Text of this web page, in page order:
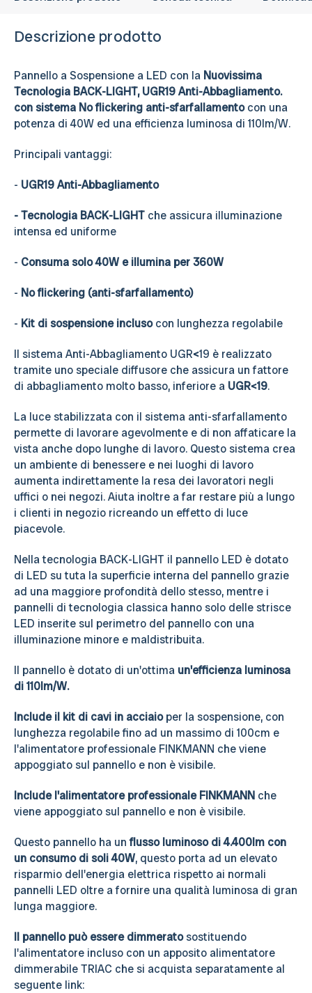
Descrizione prodotto
Pannello a Sospensione a LED con la Nuovissima
Tecnologia BACK-LIGHT, UGR19 Anti-Abbagliamento.
con sistema No flickering anti-sfarfallamentocon una
potenza di 40W ed una efficienza luminosa di 110lm/W.
Principali vantaggi:
- UGR19 Anti-Abbagliamento
- Tecnologia BACK-LIGHT che assicura illuminazione
intensa ed uniforme
- Consuma solo 40W e illumina per 360W
- No flickering (anti-sfarfallamento)
- Kit di sospensione inclusocon lunghezza regolabile
Il sistema Anti-Abbagliamento UGR<19 è realizzato
tramite uno speciale diffusore che assicura un fattore
di abbagliamento molto basso, inferiore a UGR<19.
La luce stabilizzata con il sistema anti-sfarfallamento
permette di lavorare agevolmente e di non affaticare la
vista anche dopo lunghe di lavoro. Questo sistema crea
un ambiente di benessere e nei luoghi di lavoro
aumenta indirettamente la resa dei lavoratori negli
uffici o nei negozi. Aiuta inoltre a far restare più a lungo
i clienti in negozio ricreando un effetto di luce
piacevole.
Nella tecnologia BACK-LIGHT il pannello LED è dotato
di LED su tuta la superficie interna del pannello grazie
ad una maggiore profondità dello stesso, mentre i
pannelli di tecnologia classica hanno solo delle strisce
LED inserite sul perimetro del pannello con una
illuminazione minore e maldistribuita.
Il pannello è dotato di un'ottima un'efficienza luminosa
di 110lm/W.
Include il kit di cavi in acciaioper la sospensione, con
lunghezza regolabile fino ad un massimo di 100cm e
l'alimentatore professionale FINKMANN che viene
appoggiato sul pannello e non è visibile.
Include l'alimentatore professionale FINKMANN che
viene appoggiato sul pannello e non è visibile.
Questo pannello ha unflusso luminoso di 4.400lm con
un consumo di soli 40W, questo porta ad un elevato
risparmio dell'energia elettrica rispetto ai normali
pannelli LED oltre a fornire una qualità luminosa di gran
lunga maggiore.
Il pannello può essere dimmeratosostituendo
l'alimentatore incluso con un apposito alimentatore
dimmerabile TRIAC che si acquista separatamente al
seguente link: